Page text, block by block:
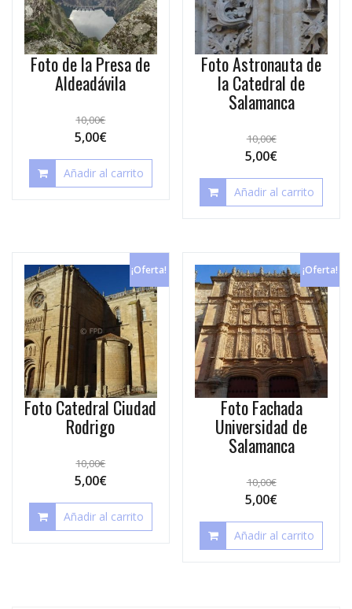
Foto de la Presa de
Aldeadávila
10,00€
5,00€
Añadir al carrito
Foto Astronauta de
la Catedral de
Salamanca
10,00€
5,00€
Añadir al carrito
¡Oferta!
Foto Catedral Ciudad
Rodrigo
10,00€
5,00€
Añadir al carrito
¡Oferta!
Foto Fachada
Universidad de
Salamanca
10,00€
5,00€
Añadir al carrito